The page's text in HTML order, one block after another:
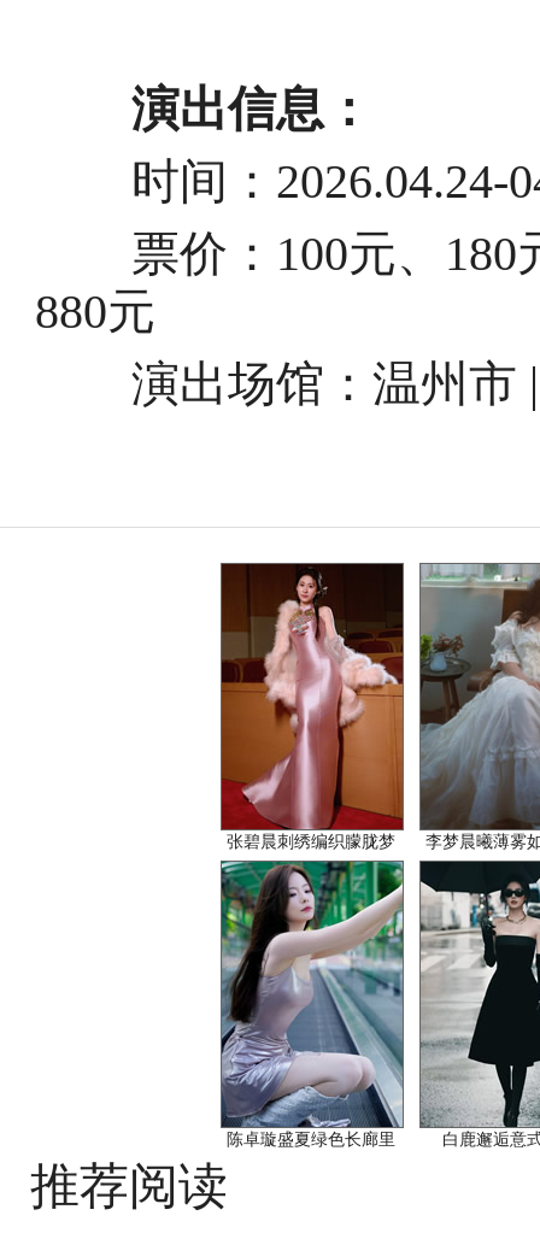
演出信息：
时间：2026.04.24-
票价：100元、180
880元
演出场馆：温州市 |
张碧晨刺绣编织朦胧梦 李梦晨曦薄雾
陈卓璇盛夏绿色长廊里 白鹿邂逅意
推荐阅读